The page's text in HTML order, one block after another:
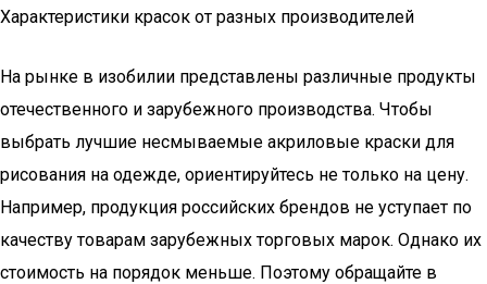
Характеристики красок от разных производителей
На рынке в изобилии представлены различные продукты
отечественного и зарубежного производства. Чтобы
выбрать лучшие несмываемые акриловые краски для
рисования на одежде, ориентируйтесь не только на цену.
Например, продукция российских брендов не уступает по
качеству товарам зарубежных торговых марок. Однако их
стоимость на порядок меньше. Поэтому обращайте в